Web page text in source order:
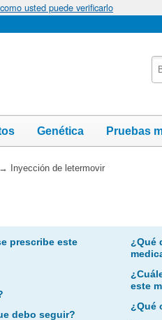
usted puede verificarlo
Genética Pruebas
→ Inyección de letermovir
prescribe este
debo seguir?
¿Qué
este
¿Qué